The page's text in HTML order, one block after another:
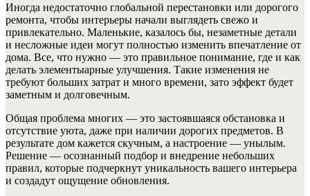
Иногда недостаточно глобальной перестановки или дорогого
ремонта, чтобы интерьеры начали выглядеть свежо и
привлекательно. Маленькие, казалось бы, незаметные детали
и несложные идеи могут полностью изменить впечатление от
дома. Все, что нужно — это правильное понимание, где и как
делать элементыарные улучшения. Такие изменения не
требуют больших затрат и много времени, зато эффект будет
заметным и долговечным.
Общая проблема многих — это застоявшаяся обстановка и
отсутствие уюта, даже при наличии дорогих предметов. В
результате дом кажется скучным, а настроение — унылым.
Решение — осознанный подбор и внедрение небольших
правил, которые подчеркнут уникальность вашего интерьера
и создадут ощущение обновления.